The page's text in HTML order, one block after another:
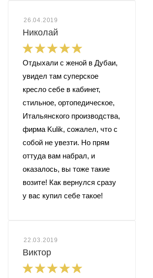
26.04.2019
Николай
Отдыхали с женой в Дубаи,
увидел там суперское
кресло себе в кабинет,
стильное, ортопедическое,
Итальянского производства,
фирма Kulik, сожалел, что с
собой не увезти. Но прям
оттуда вам набрал, и
оказалось, вы тоже такие
возите! Как вернулся сразу
у вас купил себе такое!
22.03.2019
Виктор